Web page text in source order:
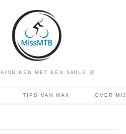
MET EEN SMILE 😃
TIPS VAN MAX OVER MIJ